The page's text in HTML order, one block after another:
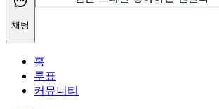
채팅
홈
투표
커뮤니티